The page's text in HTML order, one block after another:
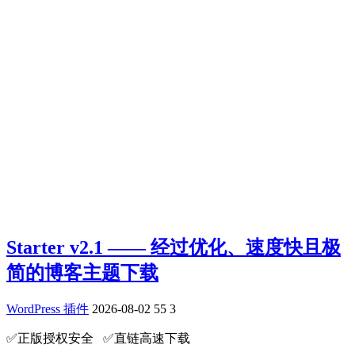
Starter v2.1 —— 经过优化、速度快且极
简的博客主题下载
WordPress 插件 2026-08-02 55 3
✅️正版授权安全 ✅️直链高速下载